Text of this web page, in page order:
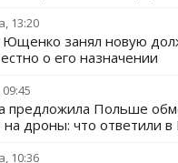
13:20
Ющенко занял новую
о его назначении
предложила Польше
дроны: что ответили
10:36